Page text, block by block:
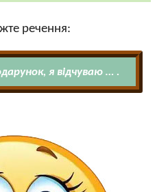
речення:
я відчуваю … .